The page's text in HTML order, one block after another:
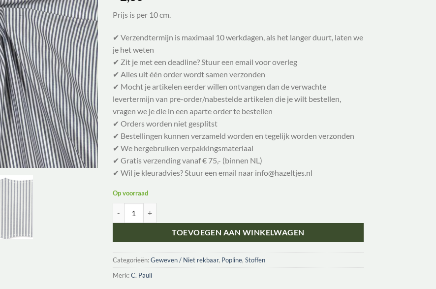
Prijs is per 10 cm.
✔ Verzendtermijn is maximaal 10 werkdagen, als het langer duurt, laten we
je het weten
✔ Zit je met een deadline? Stuur een email voor overleg
✔ Alles uit één order wordt samen verzonden
✔ Mocht je artikelen eerder willen ontvangen dan de verwachte
levertermijn van pre-order/nabestelde artikelen die je wilt bestellen,
vragen we je die in een aparte order te bestellen
✔ Orders worden niet gesplitst
✔ Bestellingen kunnen verzameld worden en tegelijk worden verzonden
✔ We hergebruiken verpakkingsmateriaal
✔ Gratis verzending vanaf € 75,- (binnen NL)
✔ Wil je kleuradvies? Stuur een email naar info@hazeltjes.nl
Op voorraad
TOEVOEGEN AAN WINKELWAGEN
Categorieën:Geweven / Niet rekbaar, Popline, Stoffen
Merk:C. Pauli